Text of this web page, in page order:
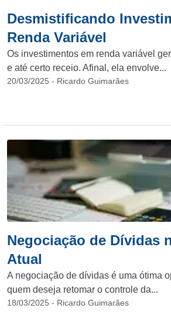
Desmistificando
Renda Variável
Os investimentos em renda variável
e até certo receio. Afinal, ela envolve...
20/03/2025 - Ricardo Guimarães
Negociação de Dívidas
Atual
A negociação de dívidas é uma ótima
quem deseja retomar o controle da...
18/03/2025 - Ricardo Guimarães